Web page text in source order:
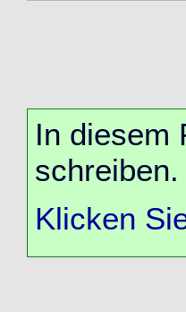
In diesem
schreiben.
Klicken